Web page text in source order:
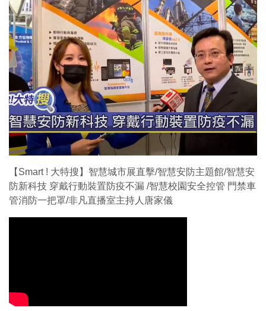
【Smart ! 大特搜】智慧城市展直擊/智慧安防主題館/智慧安
防新科技 穿戴行動裝置防疫不漏 /智慧校園安全控管 門禁車
管消防一把罩/非凡直播室主持人唐家儀